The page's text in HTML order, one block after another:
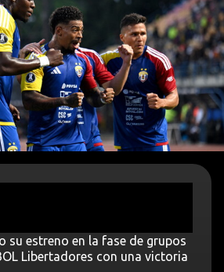
su estreno en la fase de grupos
Libertadores con una victoria